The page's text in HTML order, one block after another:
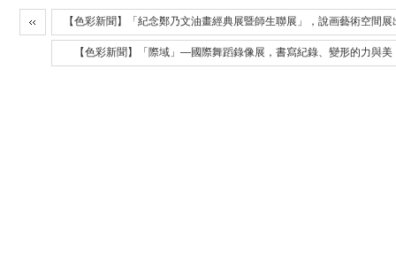
【色彩新聞】「紀念鄭乃文油畫經典展暨師生聯展」，說画藝術空間展
【色彩新聞】「際域」—國際舞蹈錄像展，書寫紀錄、變形的力與